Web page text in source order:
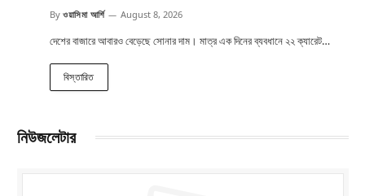
By ওয়াসিমা আর্শি August 8, 2026
দেশের বাজারে আবারও বেড়েছে সোনার দাম। মাত্র এক দিনের ব্যবধানে ২২ ক্যারেট…
বিস্তারিত
নিউজলেটার